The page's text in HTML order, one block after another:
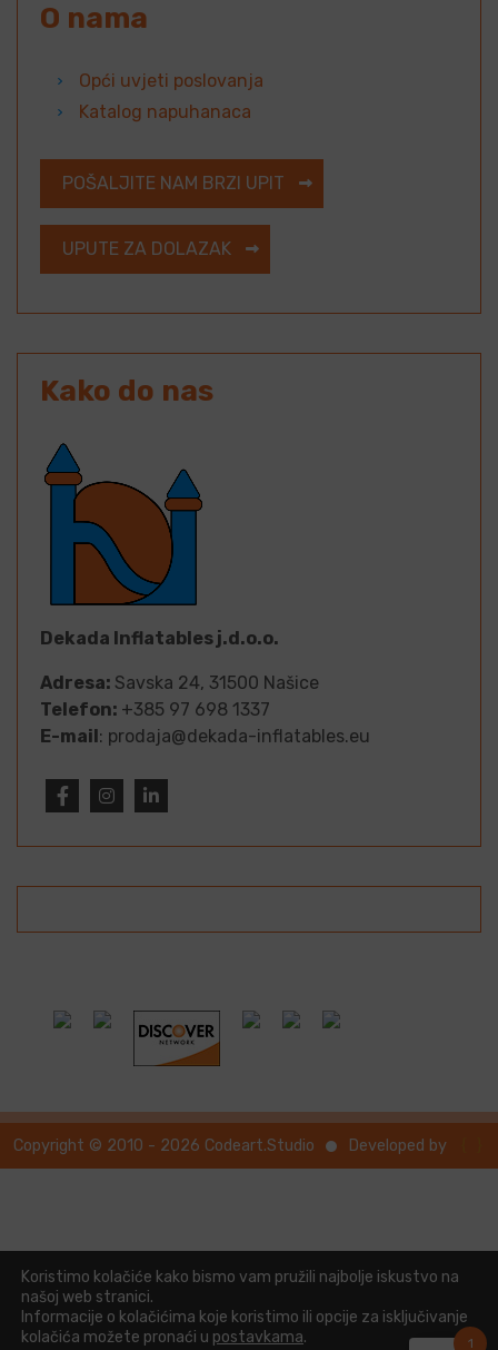
O nama
Opći uvjeti poslovanja
Katalog napuhanaca
POŠALJITE NAM BRZI UPIT
UPUTE ZA DOLAZAK
Kako do nas
Dekada Inflatables j.d.o.o.
Adresa: Savska 24, 31500 Našice
Telefon: +385 97 698 1337
E-mail: prodaja@dekada-inflatables.eu
Koristimo kolačiće kako bismo vam pružili najbolje iskustvo na
našoj web stranici.
Informacije o kolačićima koje koristimo ili opcije za isključivanje
kolačića možete pronaći u postavkama. 1
Copyright © 2010 - 2026 Codeart.Studio Developed by